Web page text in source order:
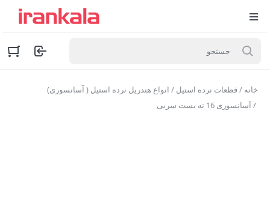
خانه /قطعات نرده استیل / انواع هندریل نرده استیل ( آسانسوری)
/ آسانسوری 16 ته بست سربی